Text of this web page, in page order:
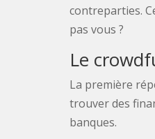
contreparties.
pas vous ?
Le
La première
trouver des
banques.